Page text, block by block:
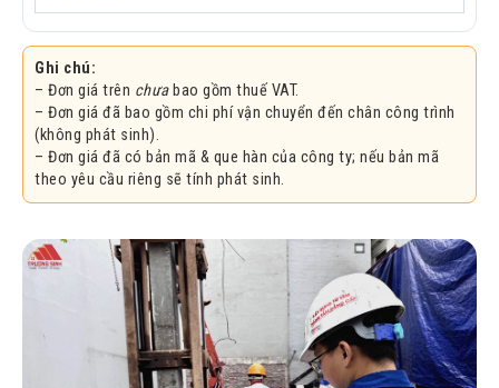
Ghi chú:
– Đơn giá trên chưabao gồm thuế VAT.
– Đơn giá đã bao gồm chi phí vận chuyển đến chân công trình
(không phát sinh).
– Đơn giá đã có bản mã & que hàn của công ty; nếu bản mã
theo yêu cầu riêng sẽ tính phát sinh.